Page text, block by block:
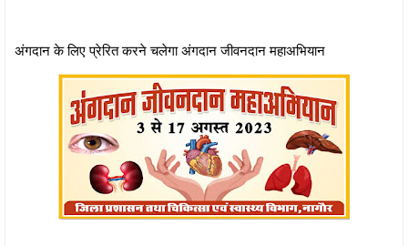
अंगदान के लिए प्रेरित करने चलेगा अंगदान जीवनदान महाअभियान